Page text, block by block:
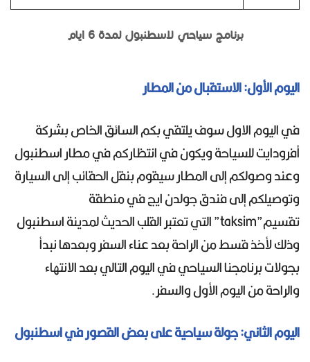
برنامج سياحي لاسطنبول لمدة 6 ايام
اليوم الأول: الاستقبال من المطار
في اليوم الاول سوف يلتقي بكم السائق الخاص بشركة
أفرودايت للسياحة ويكون في انتظاركم في مطار اسطنبول
وعند وصولكم إلى المطار سيقوم بنقل الحقائب إلى السيارة
وتوصيلكم إلى فندق جولدن ايج في منطقة
تقسيم”taksim” التي تعتبر القلب الحديث لمدينة اسطنبول
وذلك لأخذ قسط من الراحة بعد عناء السفر وبعدها نبدأ
بجولات برنامجنا السياحي في اليوم التالي بعد الانتهاء
والراحة من اليوم الأول والسفر.
اليوم الثاني: جولة سياحية على بعض القصور في اسطنبول